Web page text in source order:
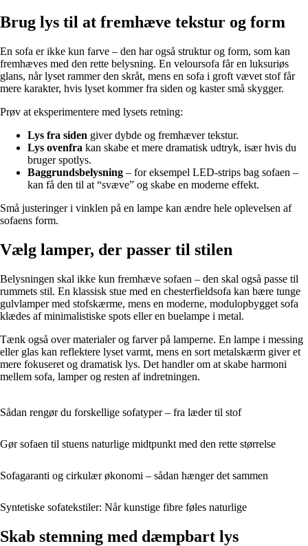
Brug lys til at fremhæve tekstur og form
En sofa er ikke kun farve – den har også struktur og form, som kan
fremhæves med den rette belysning. En veloursofa får en luksuriøs
glans, når lyset rammer den skråt, mens en sofa i groft vævet stof får
mere karakter, hvis lyset kommer fra siden og kaster små skygger.
Prøv at eksperimentere med lysets retning:
Lys fra siden giver dybde og fremhæver tekstur.
Lys ovenfra kan skabe et mere dramatisk udtryk, især hvis du
bruger spotlys.
Baggrundsbelysning – for eksempel LED-strips bag sofaen –
kan få den til at “svæve” og skabe en moderne effekt.
Små justeringer i vinklen på en lampe kan ændre hele oplevelsen af
sofaens form.
Vælg lamper, der passer til stilen
Belysningen skal ikke kun fremhæve sofaen – den skal også passe til
rummets stil. En klassisk stue med en chesterfieldsofa kan bære tunge
gulvlamper med stofskærme, mens en moderne, modulopbygget sofa
klædes af minimalistiske spots eller en buelampe i metal.
Tænk også over materialer og farver på lamperne. En lampe i messing
eller glas kan reflektere lyset varmt, mens en sort metalskærm giver et
mere fokuseret og dramatisk lys. Det handler om at skabe harmoni
mellem sofa, lamper og resten af indretningen.
Sådan rengør du forskellige sofatyper – fra læder til stof
Gør sofaen til stuens naturlige midtpunkt med den rette størrelse
Sofagaranti og cirkulær økonomi – sådan hænger det sammen
Syntetiske sofatekstiler: Når kunstige fibre føles naturlige
Skab stemning med dæmpbart lys